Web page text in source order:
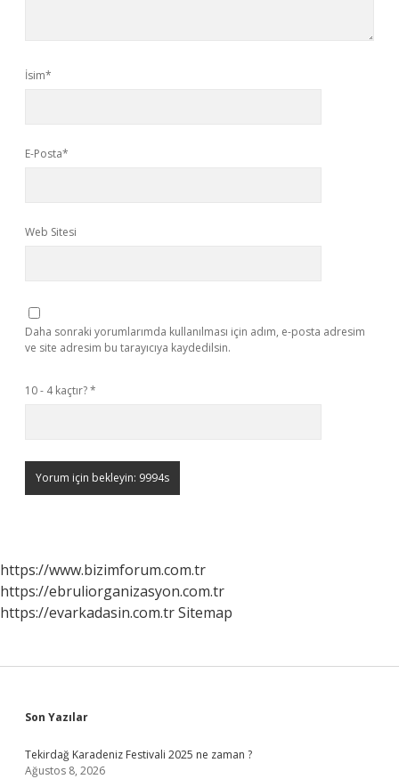
İsim*
E-Posta*
Web Sitesi
Daha sonraki yorumlarımda kullanılması için adım, e-posta adresim
ve site adresim bu tarayıcıya kaydedilsin.
10 - 4 kaçtır?*
https://www.bizimforum.com.tr
https://ebruliorganizasyon.com.tr
https://evarkadasin.com.trSitemap
Sidebar
Son Yazılar
Tekirdağ Karadeniz Festivali 2025 ne zaman ?
Ağustos 8, 2026